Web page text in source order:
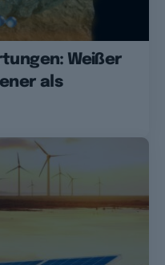
Weißer
als